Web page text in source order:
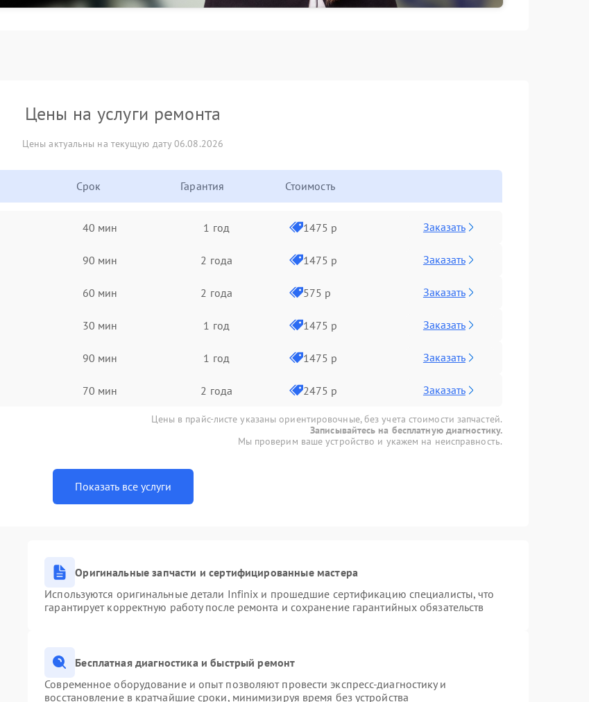
Цены на услуги ремонта
Цены актуальны на текущую дату 06.08.2026
Срок Гарантия Стоимость
40 мин 1 год 1475 р Заказать
90 мин 2 года 1475 р Заказать
60 мин 2 года 575 р Заказать
30 мин 1 год 1475 р Заказать
90 мин 1 год 1475 р Заказать
70 мин 2 года 2475 р Заказать
Цены в прайс-листе указаны ориентировочные, без учета стоимости запчастей.
Записывайтесь на бесплатную диагностику.
Мы проверим ваше устройство и укажем на неисправность.
Показать все услуги
Оригинальные запчасти и сертифицированные мастера
Используются оригинальные детали Infinix и прошедшие сертификацию специалисты, что
гарантирует корректную работу после ремонта и сохранение гарантийных обязательств
Бесплатная диагностика и быстрый ремонт
Современное оборудование и опыт позволяют провести экспресс-диагностику и
восстановление в кратчайшие сроки, минимизируя время без устройства